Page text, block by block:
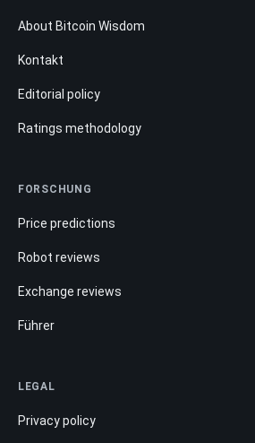
About Bitcoin Wisdom
Kontakt
Editorial policy
Ratings methodology
FORSCHUNG
Price predictions
Robot reviews
Exchange reviews
Führer
LEGAL
Privacy policy